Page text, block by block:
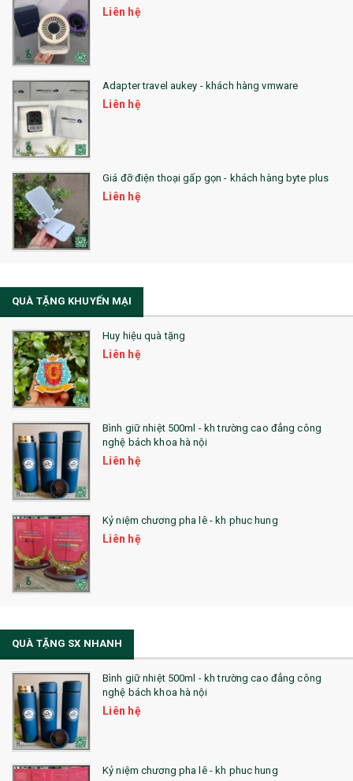
QUÀ TẶNG SX NHANH
QUÀ TẶNG HỘI THẢO
QUÀ TẶNG CÔNG NGHỆ
SẢN PHẨM ĐÃ THỰC HIỆN
QUÀ TẶNG SỨC KHỎE
SẢN PHẨM MỚI 2021
Sổ Sạc Đa Năng
La Fonte
Liên hệ
Adapter travel aukey - khách hàng vmware
Liên hệ
Giá đỡ điện thoại gấp gọn - khách hàng byte plus
Liên hệ
QUÀ TẶNG KHUYẾN MẠI
Huy hiệu quà tặng
Liên hệ
Bình giữ nhiệt 500ml - kh trường cao đẳng công
nghệ bách khoa hà nội
Liên hệ
Kỷ niệm chương pha lê - kh phuc hung
Liên hệ
QUÀ TẶNG SX NHANH
Bình giữ nhiệt 500ml - kh trường cao đẳng công
nghệ bách khoa hà nội
Liên hệ
Kỷ niệm chương pha lê - kh phuc hung